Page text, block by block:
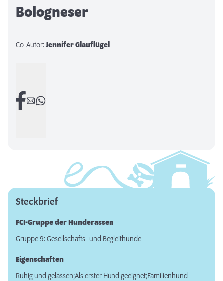
Bologneser
Co-Autor:Jennifer Glauflügel
Steckbrief
FCI-Gruppe der Hunderassen
Gruppe 9: Gesellschafts- und Begleithunde
Eigenschaften
Ruhig und gelassen;Als erster Hund geeignet;Familienhund